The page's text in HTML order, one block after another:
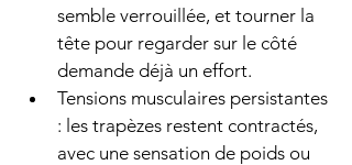
semble verrouillée, et tourner la
tête pour regarder sur le côté
demande déjà un effort.
Tensions musculaires persistantes
: les trapèzes restent contractés,
avec une sensation de poids ou